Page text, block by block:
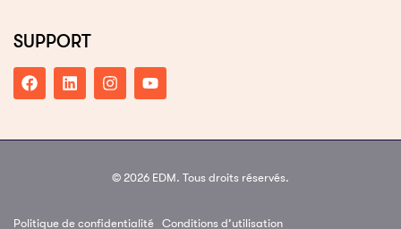
SUPPORT
© 2026 EDM. Tous droits réservés.
Politique de confidentialité Conditions d’utilisation